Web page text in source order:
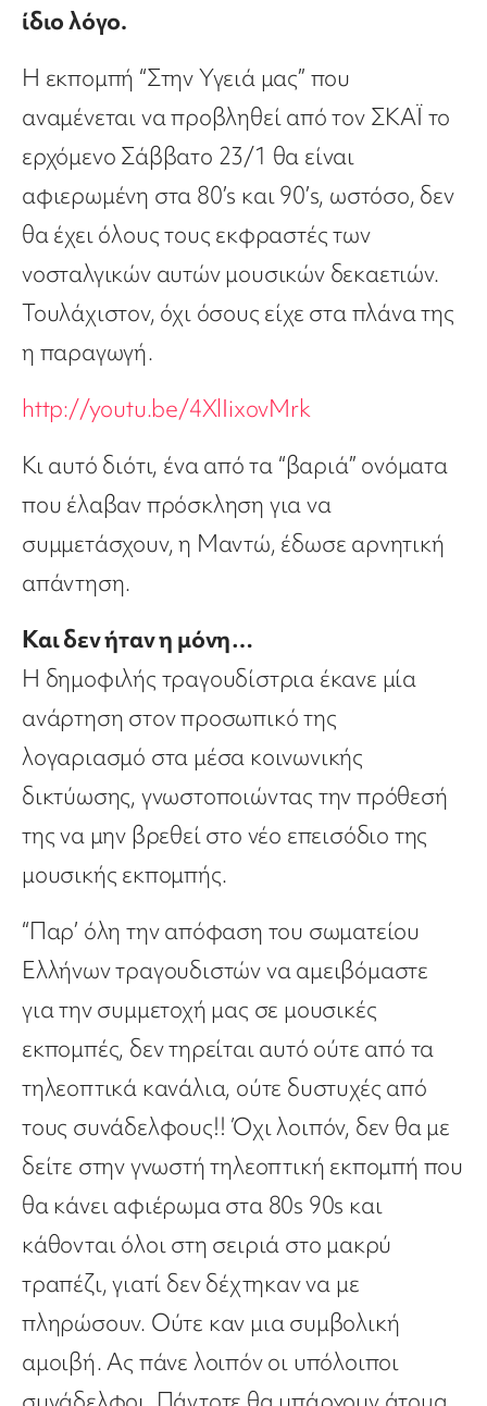
ίδιο λόγο.
Η εκπομπή “Στην Υγειά μας” που
αναμένεται να προβληθεί από τον ΣΚΑΪ το
ερχόμενο Σάββατο 23/1 θα είναι
αφιερωμένη στα 80’s και 90’s, ωστόσο, δεν
θα έχει όλους τους εκφραστές των
νοσταλγικών αυτών μουσικών δεκαετιών.
Τουλάχιστον, όχι όσους είχε στα πλάνα της
η παραγωγή.
http://youtu.be/4XlIixovMrk
Κι αυτό διότι, ένα από τα “βαριά” ονόματα
που έλαβαν πρόσκληση για να
συμμετάσχουν, η Μαντώ, έδωσε αρνητική
απάντηση.
Και δεν ήταν η μόνη…
Η δημοφιλής τραγουδίστρια έκανε μία
ανάρτηση στον προσωπικό της
λογαριασμό στα μέσα κοινωνικής
δικτύωσης, γνωστοποιώντας την πρόθεσή
της να μην βρεθεί στο νέο επεισόδιο της
μουσικής εκπομπής.
“Παρ’ όλη την απόφαση του σωματείου
Ελλήνων τραγουδιστών να αμειβόμαστε
για την συμμετοχή μας σε μουσικές
εκπομπές, δεν τηρείται αυτό ούτε από τα
τηλεοπτικά κανάλια, ούτε δυστυχές από
τους συνάδελφους!! Όχι λοιπόν, δεν θα με
δείτε στην γνωστή τηλεοπτική εκπομπή που
θα κάνει αφιέρωμα στα 80s 90s και
κάθονται όλοι στη σειριά στο μακρύ
τραπέζι, γιατί δεν δέχτηκαν να με
πληρώσουν. Ούτε καν μια συμβολική
αμοιβή. Ας πάνε λοιπόν οι υπόλοιποι